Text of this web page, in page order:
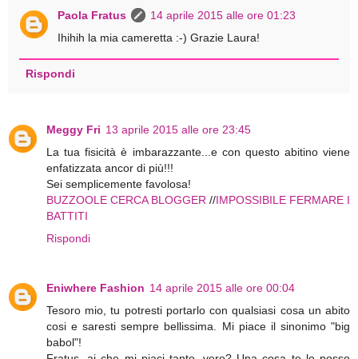
Paola Fratus
14 aprile 2015 alle ore 01:23
Ihihih la mia cameretta :-) Grazie Laura!
Rispondi
Meggy Fri 13 aprile 2015 alle ore 23:45
La tua fisicità è imbarazzante...e con questo abitino viene
enfatizzata ancor di più!!!
Sei semplicemente favolosa!
BUZZOOLE CERCA BLOGGER //IMPOSSIBILE FERMARE I
BATTITI
Rispondi
Eniwhere Fashion 14 aprile 2015 alle ore 00:04
Tesoro mio, tu potresti portarlo con qualsiasi cosa un abito
cosi e saresti sempre bellissima. Mi piace il sinonimo "big
babol"!